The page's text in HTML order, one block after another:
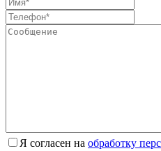
Я согласен на обработку